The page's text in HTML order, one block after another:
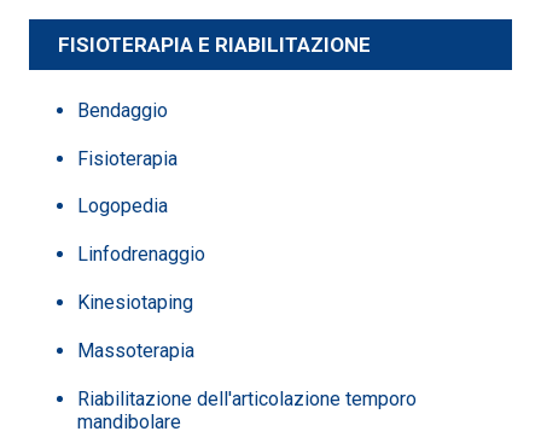
FISIOTERAPIA E RIABILITAZIONE
Bendaggio
Fisioterapia
Logopedia
Linfodrenaggio
Kinesiotaping
Massoterapia
Riabilitazione dell'articolazione temporo
mandibolare